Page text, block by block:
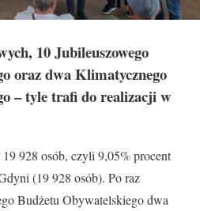
10 Jubileuszowego
oraz dwa Klimatycznego
– tyle trafi do realizacji w
19 928 osób, czyli 9,05% procent
(19 928 osób). Po raz
Budżetu Obywatelskiego dwa